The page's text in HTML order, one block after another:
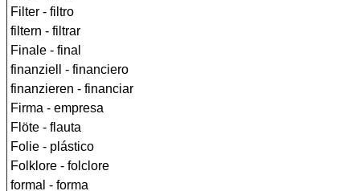
Filter - filtro
filtern - filtrar
Finale - final
finanziell - financiero
finanzieren - financiar
Firma - empresa
Flöte - flauta
Folie - plástico
Folklore - folclore
formal - forma